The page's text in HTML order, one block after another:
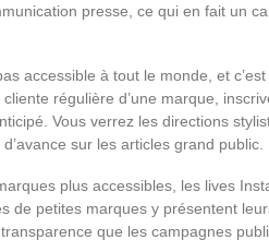
presse, ce qui en fait un
accessible à tout le monde, et
régulière d’une marque,
Vous verrez les directions
sur les articles grand public.
plus accessibles, les lives
de petites marques y présentent
que les campagnes